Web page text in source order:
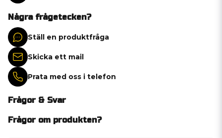
Några frågetecken?
Ställ en produktfråga
Skicka ett mail
Prata med oss i telefon
Frågor & Svar
Frågor om produkten?